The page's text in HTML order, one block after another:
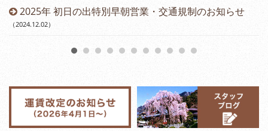
2025年 初日の出特別早朝営業・交通規制のお知らせ
（2024.12.02）